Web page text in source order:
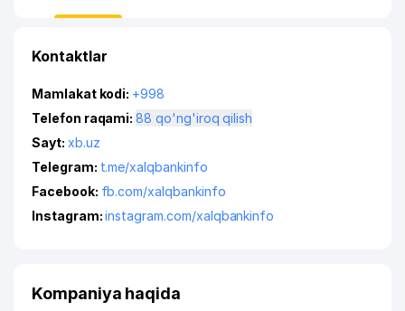
Kontaktlar
Mamlakat kodi: +998
Telefon raqami:
88 qo'ng'iroq qilish
Sayt: xb.uz
Telegram: t.me/xalqbankinfo
Facebook: fb.com/xalqbankinfo
Instagram:instagram.com/xalqbankinfo
Kompaniya haqida